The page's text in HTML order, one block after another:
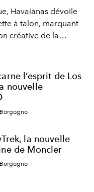
Havaianas dévoile
à talon, marquant
créative de la
l’esprit de Los
nouvelle
la nouvelle
de Moncler